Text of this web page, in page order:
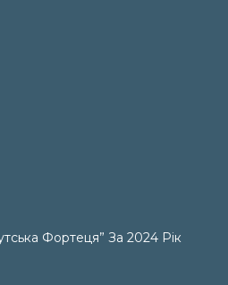
Фортеця” За 2024 Рік